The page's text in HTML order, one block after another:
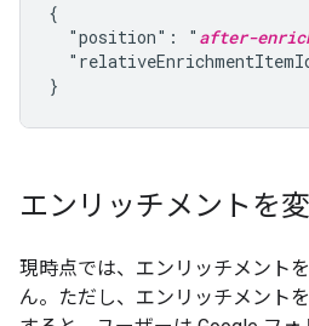
{
  "position": "
after-
}
エンリッチメントを
現時点では、エンリッチメント
ん。ただし、エンリッチメント